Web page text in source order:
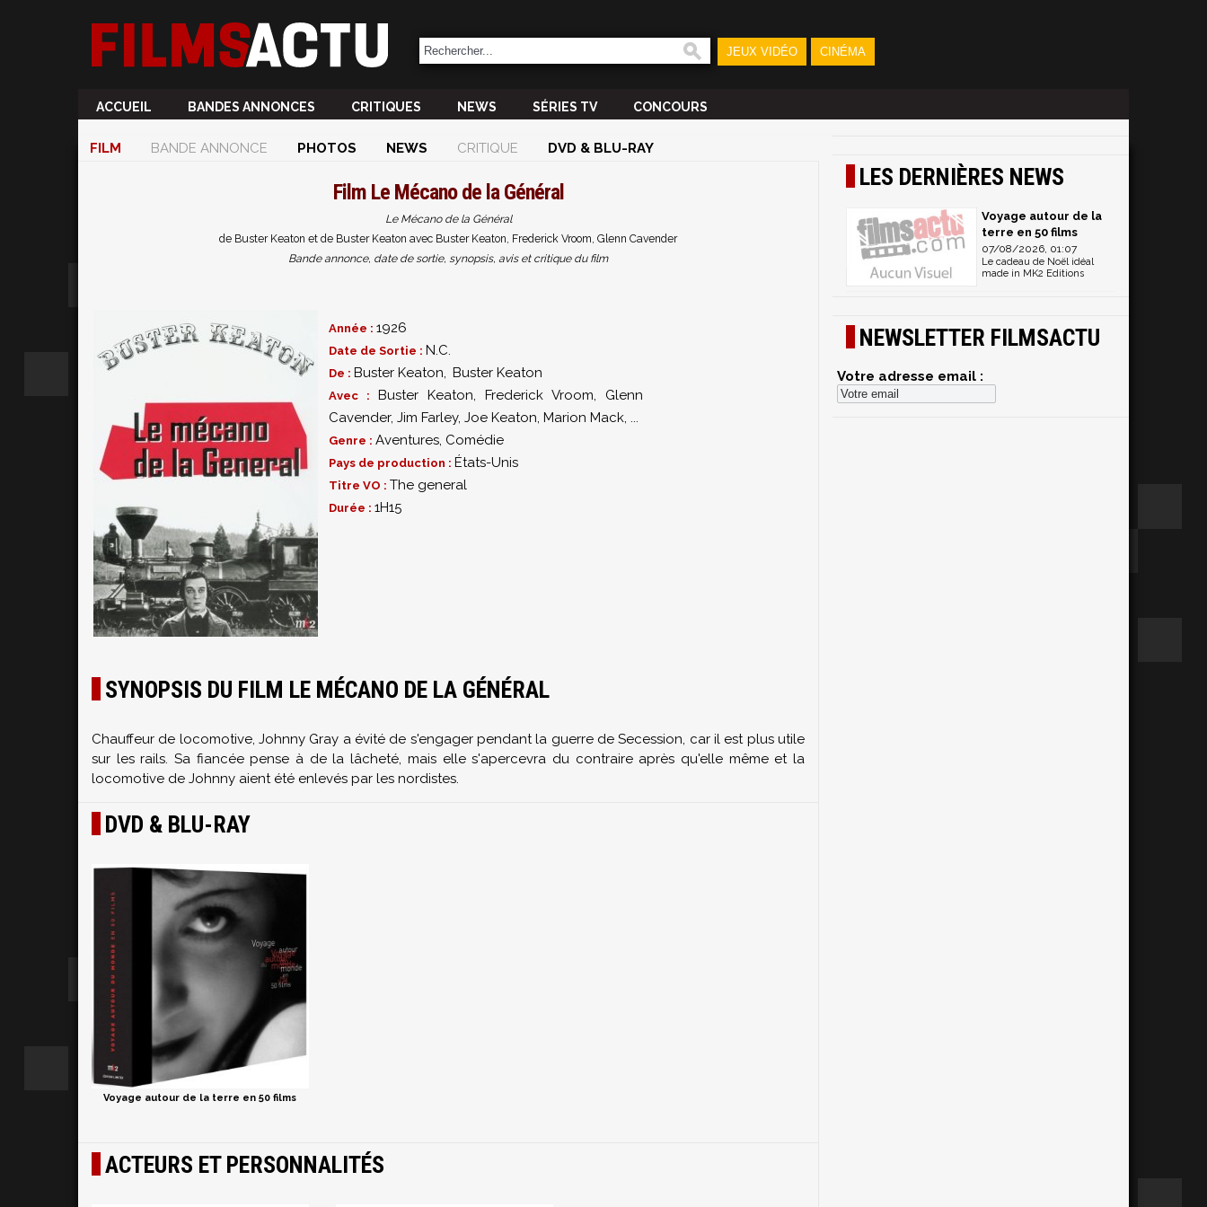
JEUX VIDÉO CINÉMA
ACCUEIL BANDES ANNONCES CRITIQUES NEWS SÉRIES TV CONCOURS
FILM BANDE ANNONCE PHOTOS NEWS CRITIQUE DVD & BLU-RAY
Film Le Mécano de la Général
Le Mécano de la Général
de Buster Keaton et de Buster Keaton avec Buster Keaton, Frederick Vroom, Glenn Cavender
Bande annonce, date de sortie, synopsis, avis et critique du film
Année : 1926
Date de Sortie : N.C.
De : Buster Keaton, Buster Keaton
Avec : Buster Keaton, Frederick Vroom, Glenn
Cavender, Jim Farley, Joe Keaton, Marion Mack, ...
Genre : Aventures, Comédie
Pays de production : États-Unis
Titre VO : The general
Durée : 1H15
SYNOPSIS DU FILM LE MÉCANO DE LA GÉNÉRAL
Chauffeur de locomotive, Johnny Gray a évité de s'engager pendant la guerre de Secession, car il est plus utile
sur les rails. Sa fiancée pense à de la lâcheté, mais elle s'apercevra du contraire après qu'elle même et la
locomotive de Johnny aient été enlevés par les nordistes.
DVD & BLU-RAY
Voyage autour de la terre en 50 films
ACTEURS ET PERSONNALITÉS
LES DERNIÈRES NEWS
Voyage autour de la
terre en 50 films
07/08/2026, 01:07
Le cadeau de Noël idéal
made in MK2 Editions
NEWSLETTER FILMSACTU
Votre adresse email :